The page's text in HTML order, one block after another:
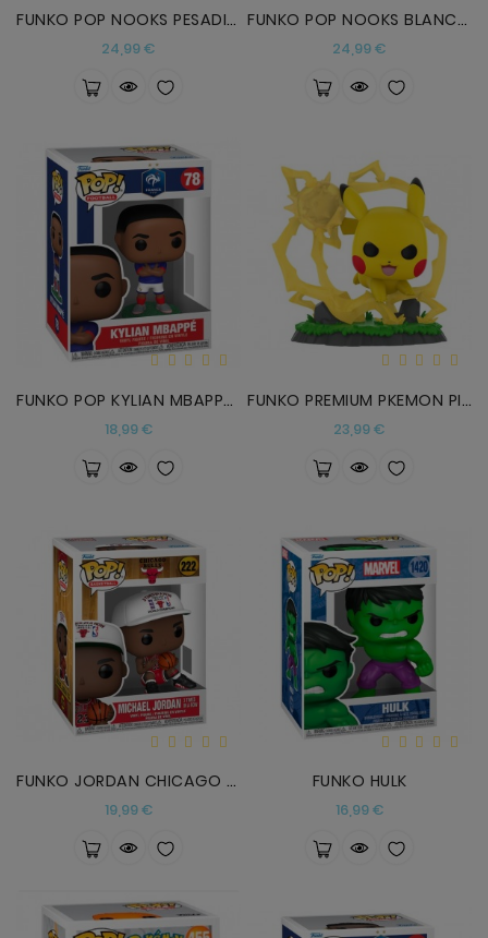
FUNKO POP NOOKS PESADILLA
24,99 €
FUNKO POP NOOKS BLANCANIEVES
24,99 €
FUNKO POP KYLIAN MBAPPE SELECCION FRANCESA
18,99 €Precio
FUNKO PREMIUM PKEMON PIKACHU
23,99 €
FUNKO JORDAN CHICAGO BULLS
19,99 €Precio
FUNKO HULK
16,99 €Precio